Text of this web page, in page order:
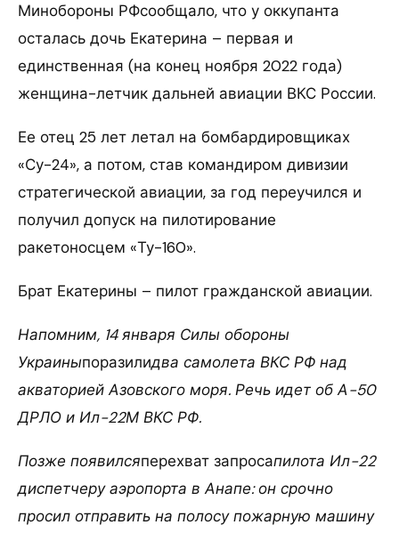
Минобороны РФсообщало, что у оккупанта
осталась дочь Екатерина – первая и
единственная (на конец ноября 2022 года)
женщина-летчик дальней авиации ВКС России.
Ее отец 25 лет летал на бомбардировщиках
«Су-24», а потом, став командиром дивизии
стратегической авиации, за год переучился и
получил допуск на пилотирование
ракетоносцем «Ту-160».
Брат Екатерины – пилот гражданской авиации.
Напомним, 14 января Силы обороны
Украиныпоразилидва самолета ВКС РФ над
акваторией Азовского моря. Речь идет об А-50
ДРЛО и Ил-22М ВКС РФ.
Позже появилсяперехват запросапилота Ил-22
диспетчеру аэропорта в Анапе: он срочно
просил отправить на полосу пожарную машину